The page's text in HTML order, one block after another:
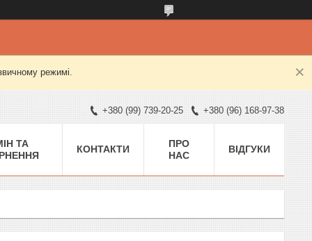
режимі.
+380 (99) 739-20-25 +380 (96) 168-97-38
ТА
КОНТАКТИ
ПРО
НАС
ВІДГУКИ